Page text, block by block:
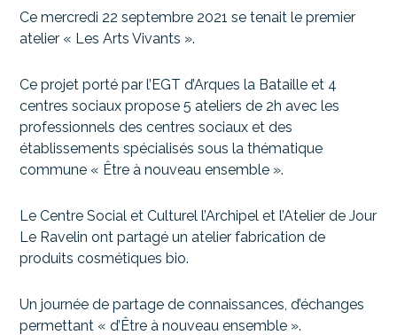
Ce mercredi 22 septembre 2021 se tenait le premier
atelier « Les Arts Vivants ».
Ce projet porté par l’EGT d’Arques la Bataille et 4
centres sociaux propose 5 ateliers de 2h avec les
professionnels des centres sociaux et des
établissements spécialisés sous la thématique
commune « Être à nouveau ensemble ».
Le Centre Social et Culturel l’Archipel et l’Atelier de Jour
Le Ravelin ont partagé un atelier fabrication de
produits cosmétiques bio.
Un journée de partage de connaissances, d’échanges
permettant « d’Être à nouveau ensemble ».